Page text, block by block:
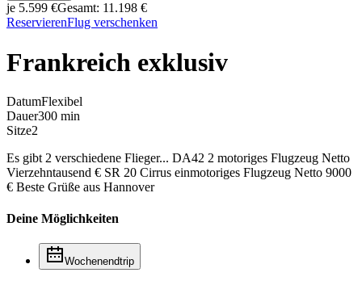
je 5.599 €Gesamt: 11.198 €
ReservierenFlug verschenken
Frankreich exklusiv
DatumFlexibel
Dauer300 min
Sitze2
Es gibt 2 verschiedene Flieger... DA42 2 motoriges Flugzeug Netto
Vierzehntausend € SR 20 Cirrus einmotoriges Flugzeug Netto 9000
€ Beste Grüße aus Hannover
Deine Möglichkeiten
Wochenendtrip